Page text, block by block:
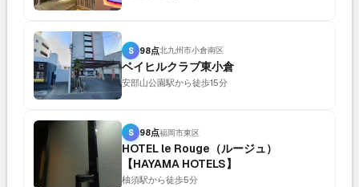
S 98点北九州市小倉南区
ベイヒルクラブ東小倉
安部山公園駅から徒歩15分
S 98点福岡市東区
HOTEL le Rouge（ルージュ）
【HAYAMA HOTELS】
柚須駅から徒歩5分